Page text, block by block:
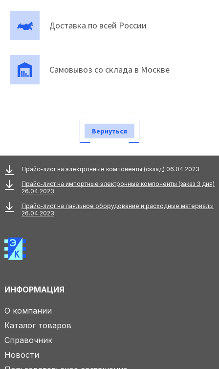
Доставка по всей России
Самовывоз со склада в Москве
Вернуться
Прайс-лист на электронные компоненты (склад) 06.04.2023
Прайс-лист на импортные электронные компоненты (заказ 3 дня)
26.04.2023
Прайс-лист на паяльное оборудование и расходные материалы
26.04.2023
ИНФОРМАЦИЯ
О компании
Каталог товаров
Справочник
Новости